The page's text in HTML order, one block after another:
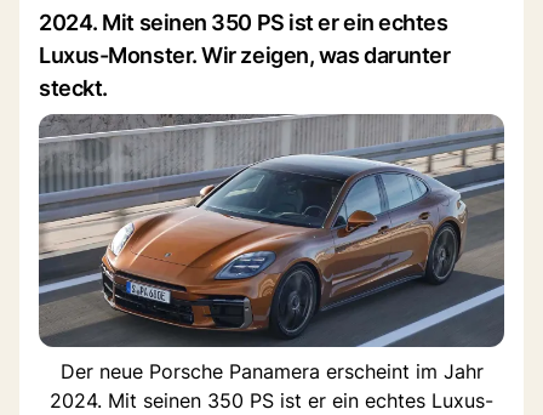
2024. Mit seinen 350 PS ist er ein echtes
Luxus-Monster. Wir zeigen, was darunter
steckt.
Der neue Porsche Panamera erscheint im Jahr
2024. Mit seinen 350 PS ist er ein echtes Luxus-